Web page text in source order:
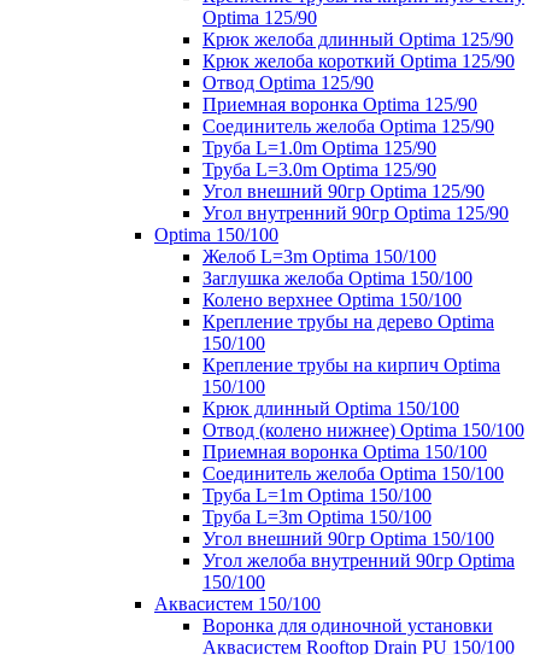
Optima 125/90
Крюк желоба длинный Optima 125/90
Крюк желоба короткий Optima 125/90
Отвод Optima 125/90
Приемная воронка Optima 125/90
Соединитель желоба Optima 125/90
Труба L=1.0m Optima 125/90
Труба L=3.0m Optima 125/90
Угол внешний 90гр Optima 125/90
Угол внутренний 90гр Optima 125/90
Optima 150/100
Желоб L=3m Optima 150/100
Заглушка желоба Optima 150/100
Колено верхнее Optima 150/100
Крепление трубы на дерево Optima
150/100
Крепление трубы на кирпич Optima
150/100
Крюк длинный Optima 150/100
Отвод (колено нижнее) Optima 150/100
Приемная воронка Optima 150/100
Соединитель желоба Optima 150/100
Труба L=1m Optima 150/100
Труба L=3m Optima 150/100
Угол внешний 90гр Optima 150/100
Угол желоба внутренний 90гр Optima
150/100
Аквасистем 150/100
Воронка для одиночной установки
Аквасистем Rooftop Drain PU 150/100